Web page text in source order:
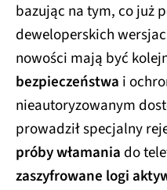
bazując na tym, co już
deweloperskich
nowości mają być
bezpieczeństwa i
nieautoryzowanym
prowadził specjalny
próby włamania do
zaszyfrowane logi